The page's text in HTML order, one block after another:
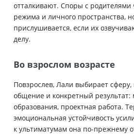
отталкивают. Споры с родителями
режима и личного пространства,
прислушивается, если их
делу.
Во взрослом возрасте
Повзрослев, Лали выбирает сферу,
общение и конкретный результат:
образования, проектная работа.
эмоциональная устойчивость
к ультиматумам она по-прежнему